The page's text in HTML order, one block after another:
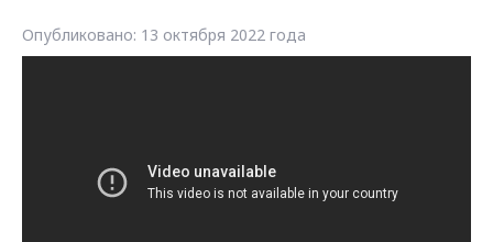
Опубликовано: 13 октября 2022 года